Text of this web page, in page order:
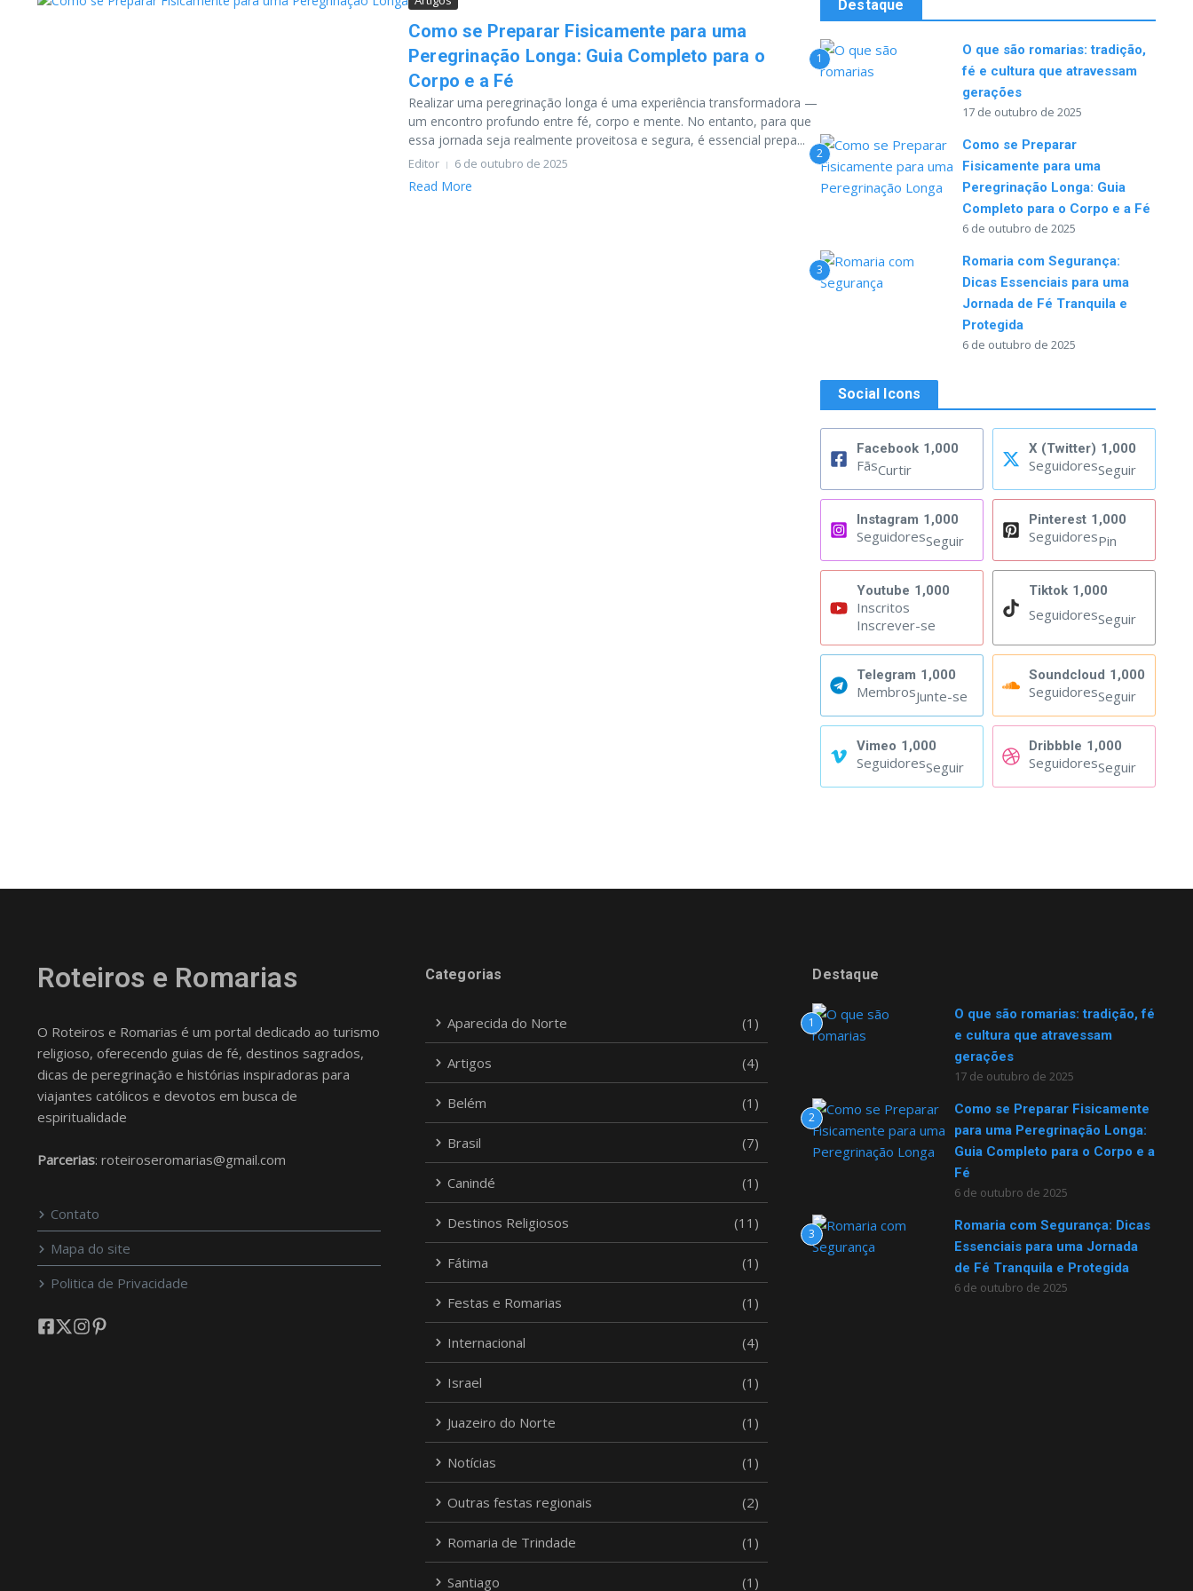
Como se Preparar Fisicamente para uma
Peregrinação Longa: Guia Completo para o
Corpo e a Fé
Realizar uma peregrinação longa é uma experiência transformadora —
um encontro profundo entre fé, corpo e mente. No entanto, para que
essa jornada seja realmente proveitosa e segura, é essencial prepa...
Editor 6 de outubro de 2025
Read More
Destaque
1
O que são romarias: tradição,
fé e cultura que atravessam
gerações
17 de outubro de 2025
2
Como se Preparar
Fisicamente para uma
Peregrinação Longa: Guia
Completo para o Corpo e a Fé
6 de outubro de 2025
3
Romaria com Segurança:
Dicas Essenciais para uma
Jornada de Fé Tranquila e
Protegida
6 de outubro de 2025
Social Icons
Facebook 1,000
FãsCurtir
X (Twitter) 1,000
SeguidoresSeguir
Instagram 1,000
SeguidoresSeguir
Pinterest 1,000
SeguidoresPin
Youtube 1,000
Inscritos
Inscrever-se
Tiktok 1,000
SeguidoresSeguir
Telegram 1,000
MembrosJunte-se
Soundcloud 1,000
SeguidoresSeguir
Vimeo 1,000
SeguidoresSeguir
Dribbble 1,000
SeguidoresSeguir
Roteiros e Romarias
O Roteiros e Romarias é um portal dedicado ao turismo
religioso, oferecendo guias de fé, destinos sagrados,
dicas de peregrinação e histórias inspiradoras para
viajantes católicos e devotos em busca de
espiritualidade
Parcerias: roteiroseromarias@gmail.com
Contato
Mapa do site
Politica de Privacidade
Categorias
Aparecida do Norte (1)
Artigos (4)
Belém (1)
Brasil (7)
Canindé (1)
Destinos Religiosos (11)
Fátima (1)
Festas e Romarias (1)
Internacional (4)
Israel (1)
Juazeiro do Norte (1)
Notícias (1)
Outras festas regionais (2)
Romaria de Trindade (1)
Santiago (1)
Destaque
1
O que são romarias: tradição, fé
e cultura que atravessam
gerações
17 de outubro de 2025
2
Como se Preparar Fisicamente
para uma Peregrinação Longa:
Guia Completo para o Corpo e a
Fé
6 de outubro de 2025
3
Romaria com Segurança: Dicas
Essenciais para uma Jornada
de Fé Tranquila e Protegida
6 de outubro de 2025